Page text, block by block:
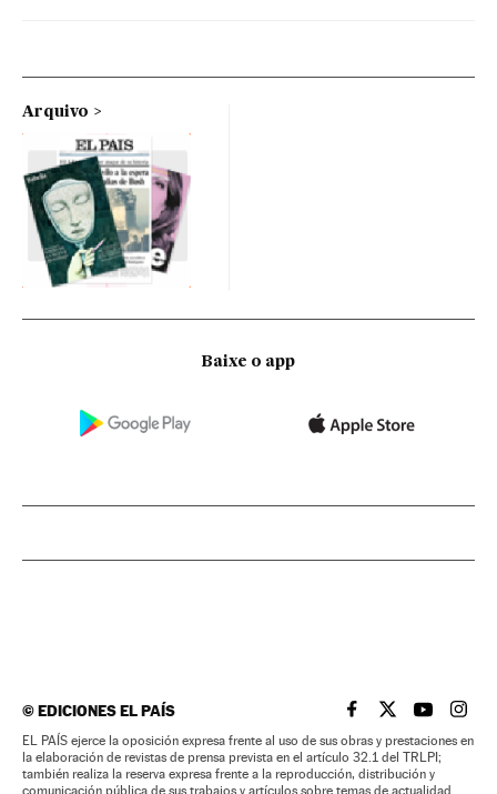
Arquivo
Baixe o app
©EDICIONES EL PAÍS EL PAÍS BRASIL EN
EL PAÍSEL PAÍS
EL
EL PAÍS ejerce la oposición expresa frente al uso de sus obras y prestaciones en
la elaboración de revistas de prensa prevista en el artículo 32.1 del TRLPI;
también realiza la reserva expresa frente a la reproducción, distribución y
comunicación pública de sus trabajos y artículos sobre temas de actualidad